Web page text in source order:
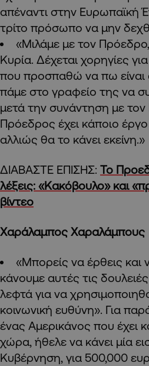
απέναντι στην Ευρωπαϊκή
τρίτο πρόσωπο να μην
«Μιλάμε με τον
Κυρία. Δέχεται χορηγίες
που προσπαθώ να πω είναι
πάμε στο γραφείο της να
μετά την συνάντηση με
Πρόεδρος έχει κάποιο
αλλιώς θα το κάνει εκείνη.»
ΔΙΑΒΑΣΤΕ ΕΠΙΣΗΣ: Το
λέξεις: «Κακόβουλο» και
βίντεο
Χαράλαμπος Χαραλάμπους
«Μπορείς να έρθεις και
κάνουμε αυτές τις
λεφτά για να
κοινωνική ευθύνη». Για
ένας Αμερικάνος που έχει
χώρα, ήθελε να κάνει μία
Κυβέρνηση, για 500,000